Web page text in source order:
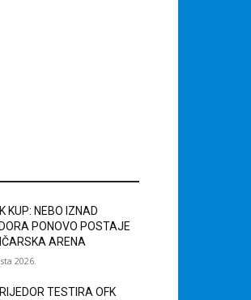
KUP: NEBO IZNAD
PONOVO POSTAJE
ARENA
2026.
TESTIRA OFK